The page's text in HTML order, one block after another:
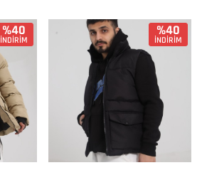
%40
İNDİRİM
%40
İNDİRİM